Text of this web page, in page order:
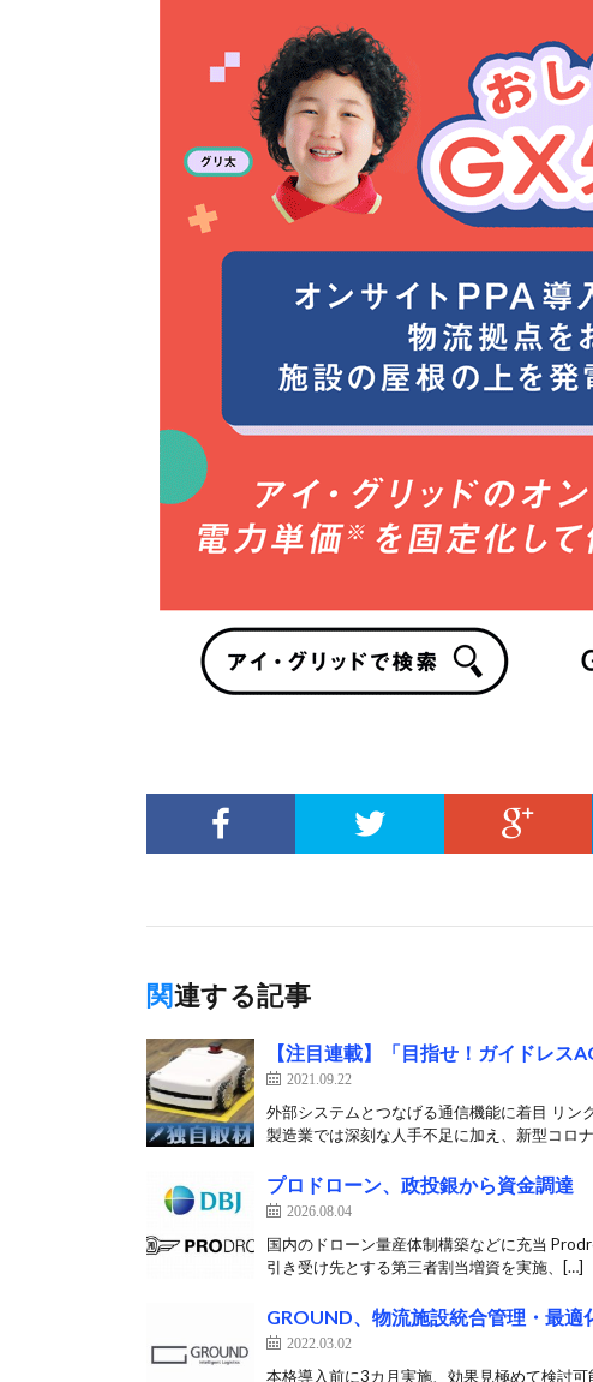
関連する記事
【注目連載】「目指せ！ガイドレス
2021.09.22
外部システムとつなげる通信機能に着目 リ
製造業では深刻な人手不足に加え、新型コロ
プロドローン、政投銀から資金調達
2026.08.04
国内のドローン量産体制構築などに充当
引き受け先とする第三者割当増資を実施、[…]
GROUND、物流施設統合管理・最
2022.03.02
本格導入前に3カ月実施、効果見極めて検討